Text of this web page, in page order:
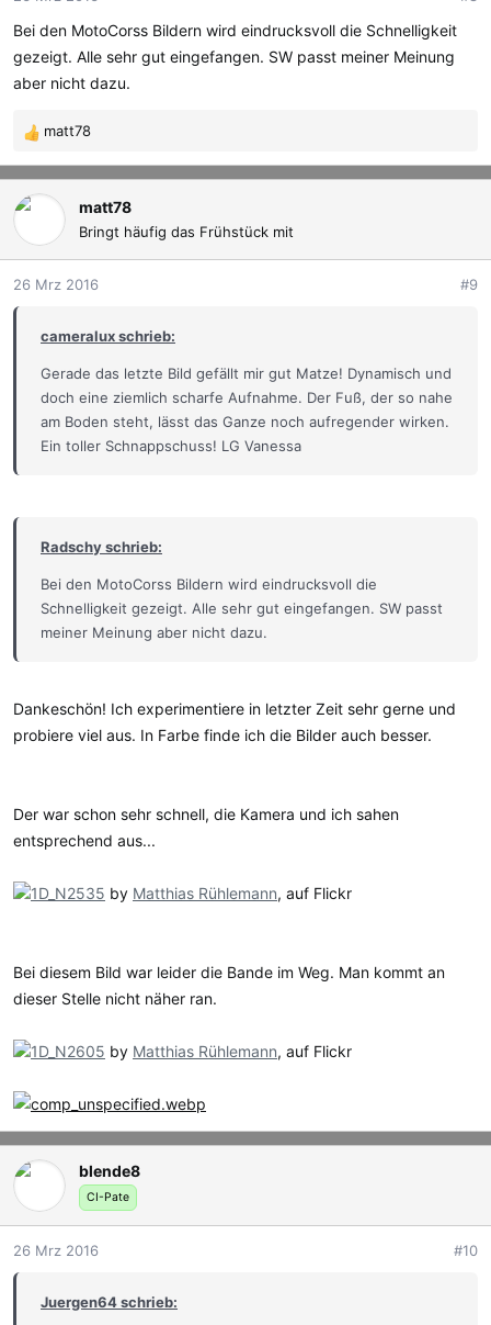
n
e
Bei den MotoCorss Bildern wird eindrucksvoll die Schnelligkeit
gezeigt. Alle sehr gut eingefangen. SW passt meiner Meinung
aber nicht dazu.
R
e
a
k
n
matt78
matt78
Bringt häufig das Frühstück mit
26 Mrz 2016 #9
cameralux schrieb:
Gerade das letzte Bild gefällt mir gut Matze! Dynamisch und
doch eine ziemlich scharfe Aufnahme. Der Fuß, der so nahe
am Boden steht, lässt das Ganze noch aufregender wirken.
Ein toller Schnappschuss! LG Vanessa
Radschy schrieb:
Bei den MotoCorss Bildern wird eindrucksvoll die
Schnelligkeit gezeigt. Alle sehr gut eingefangen. SW passt
meiner Meinung aber nicht dazu.
Dankeschön! Ich experimentiere in letzter Zeit sehr gerne und
probiere viel aus. In Farbe finde ich die Bilder auch besser.
Der war schon sehr schnell, die Kamera und ich sahen
entsprechend aus...
1D_N2535 by Matthias Rühlemann, auf Flickr
Bei diesem Bild war leider die Bande im Weg. Man kommt an
dieser Stelle nicht näher ran.
1D_N2605 by Matthias Rühlemann, auf Flickr
blende8
CI-Pate
26 Mrz 2016 #10
Juergen64 schrieb: